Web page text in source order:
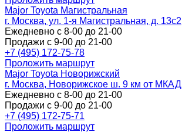
Major Toyota Магистральная
г. Москва, ул. 1-я Магистральная, д. 13с2
Ежедневно с 8-00 до 21-00
Продажи с 9-00 до 21-00
+7 (495) 172-75-78
Проложить маршрут
Major Toyota Новорижский
г. Москва, Новорижское ш. 9 км от МКАД
Ежедневно с 8-00 до 21-00
Продажи с 9-00 до 21-00
+7 (495) 172-75-71
Проложить маршрут